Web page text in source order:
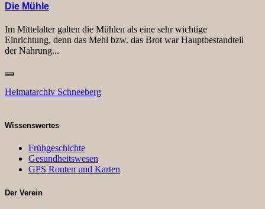
Die Mühle
Im Mittelalter galten die Mühlen als eine sehr wichtige
Einrichtung, denn das Mehl bzw. das Brot war Hauptbestandteil
der Nahrung...
Heimatarchiv Schneeberg
Wissenswertes
Frühgeschichte
Gesundheitswesen
GPS Routen und Karten
Der Verein